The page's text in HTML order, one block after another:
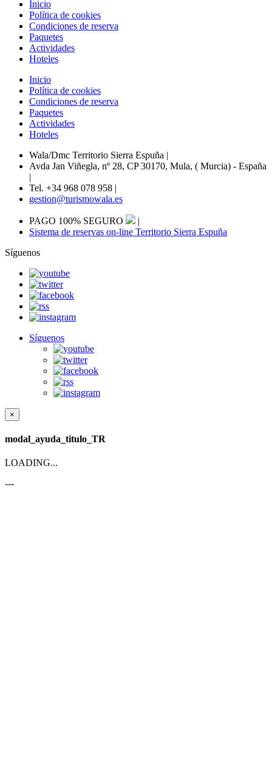
Inicio
Política de cookies
Condiciones de reserva
Paquetes
Actividades
Hoteles
Inicio
Política de cookies
Condiciones de reserva
Paquetes
Actividades
Hoteles
Wala/Dmc Territorio Sierra Espuña |
Avda Jan Viñegla, nº 28, CP 30170, Mula, ( Murcia) - España
|
Tel. +34 968 078 958 |
gestion@turismowala.es
PAGO 100% SEGURO
|
Sistema de reservas on-line Territorio Sierra Espuña
Síguenos
Síguenos
×
modal_ayuda_titulo_TR
LOADING...
---